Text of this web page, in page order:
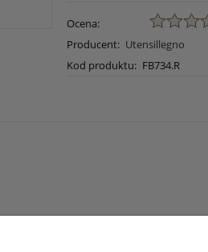
Ocena:
Producent: Utensillegno
Kod produktu: FB734.R